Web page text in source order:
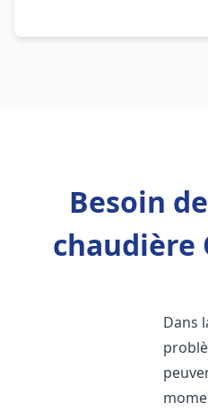
Besoin
chaudière
Dans